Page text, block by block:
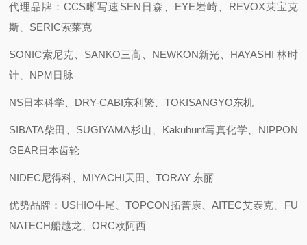
代理品牌：CCS晰写速 SEN日森、EYE岩崎、REVOX莱宝克
斯、SERIC索莱克
SONIC索尼克、SANKO三高、NEWKON新光、HAYASHI 林时
计、NPM日脉
NS日本科学、DRY-CABI东利繁、TOKISANGYO东机
SIBATA柴田、SUGIYAMA杉山、Kakuhunt写真化学、NIPPON
GEAR日本齿轮
NIDEC尼得科、MIYACHI天田、TORAY 东丽
优势品牌：USHIO牛尾、TOPCON拓普康、AITEC艾泰克、FU
NATECH船越龙、ORC欧阿西